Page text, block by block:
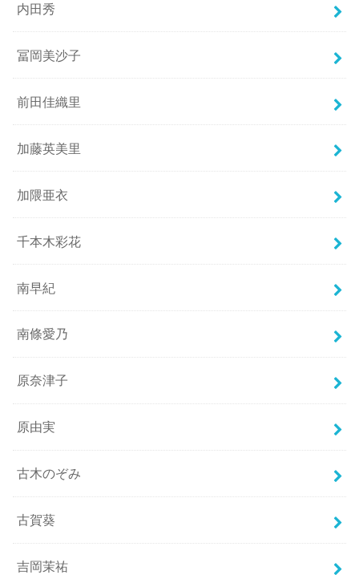
内田秀
冨岡美沙子
前田佳織里
加藤英美里
加隈亜衣
千本木彩花
南早紀
南條愛乃
原奈津子
原由実
古木のぞみ
古賀葵
吉岡茉祐